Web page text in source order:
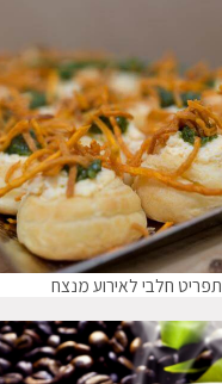
תפריט חלבי לאירוע מנצח